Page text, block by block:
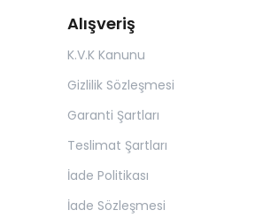
Alışveriş
K.V.K Kanunu
Gizlilik Sözleşmesi
Garanti Şartları
Teslimat Şartları
İade Politikası
İade Sözleşmesi